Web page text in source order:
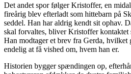
Det andet spor følger Kristoffer, en
fireårig blev efterladt som hittebarn på
seddel. Han har aldrig kendt sit ophav.
skal forvaltes, bliver Kristoffer kontaktet
Han modtager et brev fra Gerda, hvilket
endelig at få vished om, hvem han er.
Historien bygger spændingen op,